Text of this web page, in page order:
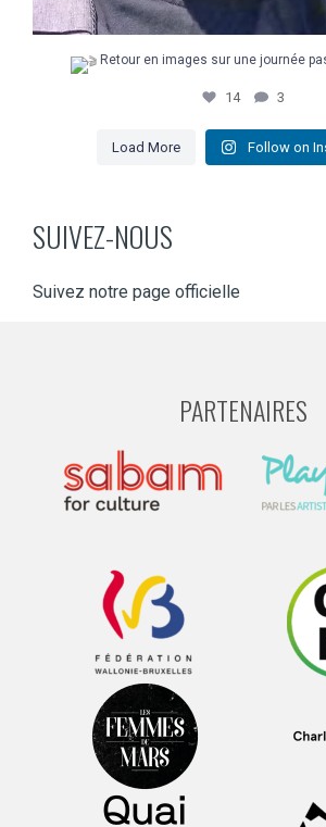
Retour en images sur une journée
14 3
Load More Follow on
SUIVEZ-NOUS
Suivez notre page officielle
PARTENAIRES